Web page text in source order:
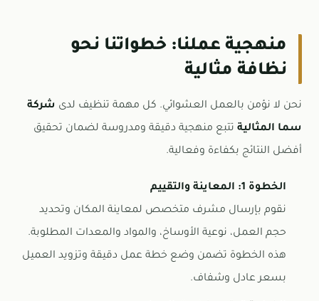
منهجية عملنا: خطواتنا نحو
نظافة مثالية
نحن لا نؤمن بالعمل العشوائي. كل مهمة تنظيف لدى شركة
سما المثالية تتبع منهجية دقيقة ومدروسة لضمان تحقيق
أفضل النتائج بكفاءة وفعالية.
الخطوة 1: المعاينة والتقييم
نقوم بإرسال مشرف متخصص لمعاينة المكان وتحديد
حجم العمل، نوعية الأوساخ، والمواد والمعدات المطلوبة.
هذه الخطوة تضمن وضع خطة عمل دقيقة وتزويد العميل
بسعر عادل وشفاف.